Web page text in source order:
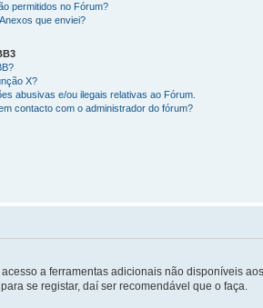
permitidos no Fórum?
que enviei?
X?
abusivas e/ou ilegais relativas ao Fórum.
contacto com o administrador do fórum?
a ferramentas adicionais não disponíveis
se registar, daí ser recomendável que o faça.